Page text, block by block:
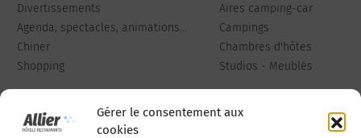
Gérer le consentement aux
cookies
Divertissements
Agenda, spectacles, animations...
Chiner
Shopping
Aires camping-car
Campings
Chambres d'hôtes
Studios - Meublés